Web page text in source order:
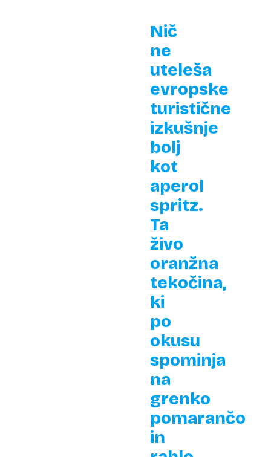
Nič
ne
uteleša
evropske
turistične
izkušnje
bolj
kot
aperol
spritz.
Ta
živo
oranžna
tekočina,
ki
po
okusu
spominja
na
grenko
pomarančo
in